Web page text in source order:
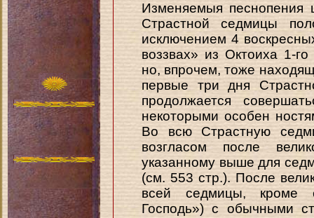
Изменяемыя песнопения
Страстной седмицы
исключением 4
воззвах» из Октоиха 1-
но, впрочем, тоже
первые три дня
продолжается
некоторыми особен
Во всю Страстную
возгласом после
указанному выше для
(см. 553 стр.). После
всей седмицы, кроме
Господь») с обычными